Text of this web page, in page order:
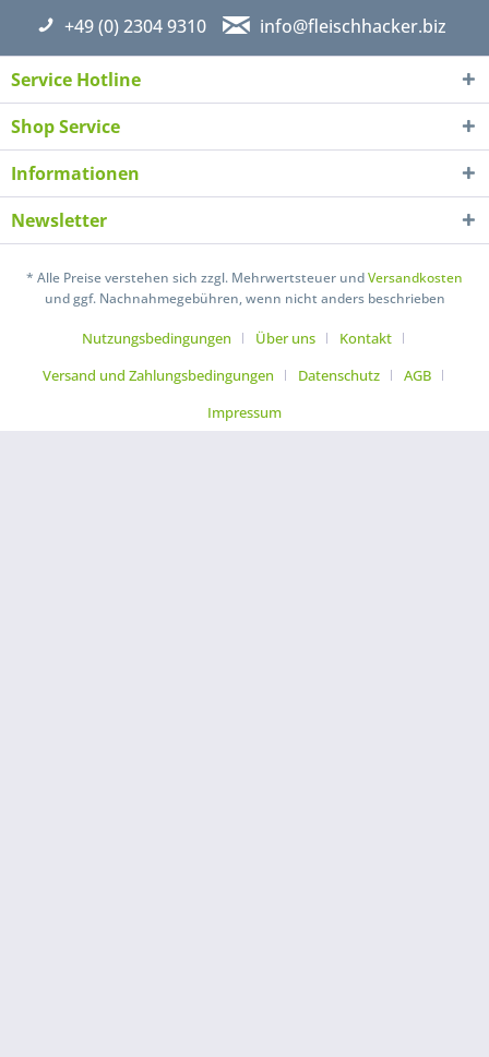
+49 (0) 2304 9310 info@fleischhacker.biz
Service Hotline
Shop Service
Informationen
Newsletter
* Alle Preise verstehen sich zzgl. Mehrwertsteuer undVersandkosten
und ggf. Nachnahmegebühren, wenn nicht anders beschrieben
Nutzungsbedingungen Über uns
Kontakt
Versand und Zahlungsbedingungen
Datenschutz
AGB
Impressum